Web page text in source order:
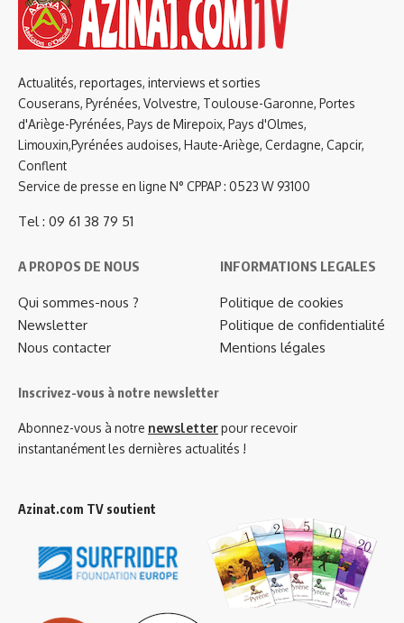
Actualités, reportages, interviews et sorties
Couserans, Pyrénées, Volvestre, Toulouse-Garonne, Portes
d'Ariège-Pyrénées, Pays de Mirepoix, Pays d'Olmes,
Limouxin,Pyrénées audoises, Haute-Ariège, Cerdagne, Capcir,
Conflent
Service de presse en ligne N° CPPAP : 0523 W 93100
Tel : 09 61 38 79 51
A PROPOS DE NOUS
Qui sommes-nous ?
Newsletter
Nous contacter
INFORMATIONS LEGALES
Politique de cookies
Politique de confidentialité
Mentions légales
Inscrivez-vous à notre newsletter
Abonnez-vous à notre newsletterpour recevoir
instantanément les dernières actualités !
Azinat.com TV soutient